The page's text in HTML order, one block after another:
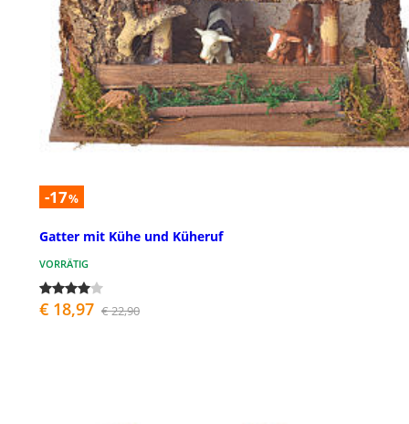
-17%
Gatter mit Kühe und Küheruf
VORRÄTIG
€ 18,97 € 22,90